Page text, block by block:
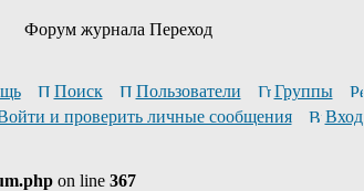
Форум журнала Переход
Поиск Пользователи Группы
и проверить личные сообщения Вход
on line 367